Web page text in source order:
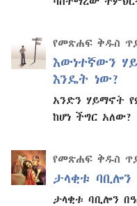
የመጽሐፍ ቅዱስ
እውነተኛውን
እንዴት ነው?
አንድን ሃይማኖት
ከሆነ ችግር አለው?
የመጽሐፍ ቅዱስ
ታላቂቱ ባቢሎን
ታላቂቱ ባቢሎን